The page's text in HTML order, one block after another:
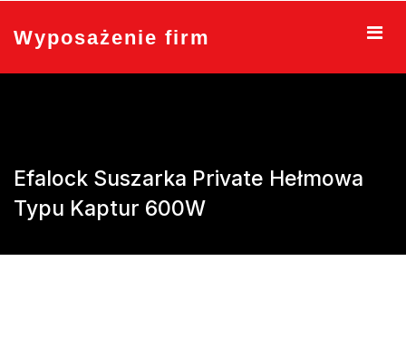
content
Wyposażenie firm
Efalock Suszarka Private Hełmowa
Typu Kaptur 600W